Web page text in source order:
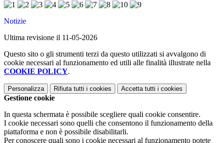
Notizie
Ultima revisione il 11-05-2026
Questo sito o gli strumenti terzi da questo utilizzati si avvalgono di
cookie necessari al funzionamento ed utili alle finalità illustrate nella
COOKIE POLICY.
Personalizza Rifiuta tutti i cookies Accetta tutti i cookies
Gestione cookie
In questa schermata è possibile scegliere quali cookie consentire.
I cookie necessari sono quelli che consentono il funzionamento della
piattaforma e non è possibile disabilitarli.
Per conoscere quali sono i cookie necessari al funzionamento potete